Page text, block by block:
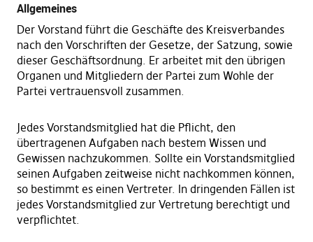
Allgemeines
Der Vorstand führt die Geschäfte des Kreisverbandes
nach den Vorschriften der Gesetze, der Satzung, sowie
dieser Geschäftsordnung. Er arbeitet mit den übrigen
Organen und Mitgliedern der Partei zum Wohle der
Partei vertrauensvoll zusammen.
Jedes Vorstandsmitglied hat die Pflicht, den
übertragenen Aufgaben nach bestem Wissen und
Gewissen nachzukommen. Sollte ein Vorstandsmitglied
seinen Aufgaben zeitweise nicht nachkommen können,
so bestimmt es einen Vertreter. In dringenden Fällen ist
jedes Vorstandsmitglied zur Vertretung berechtigt und
verpflichtet.